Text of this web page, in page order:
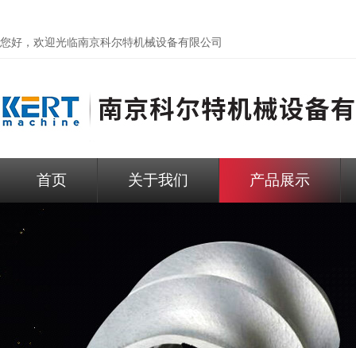
您好，欢迎光临南京科尔特机械设备有限公司
首页 关于我们 产品展示